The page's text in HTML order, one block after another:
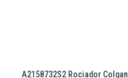
A2158732S2 Rociador